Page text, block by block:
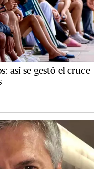
así se gestó el cruce